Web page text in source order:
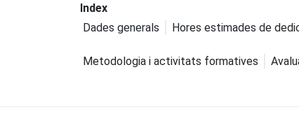
Index
Dades generals
Hores estimades de
Metodologia i activitats formatives